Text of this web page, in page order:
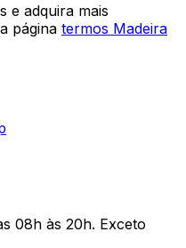
e adquira mais
página termos Madeira
08h às 20h. Exceto